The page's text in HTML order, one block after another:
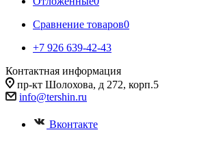
Сравнение товаров0
+7 926 639-42-43
Контактная информация
пр-кт Шолохова, д 272, корп.5
info@tershin.ru
Вконтакте